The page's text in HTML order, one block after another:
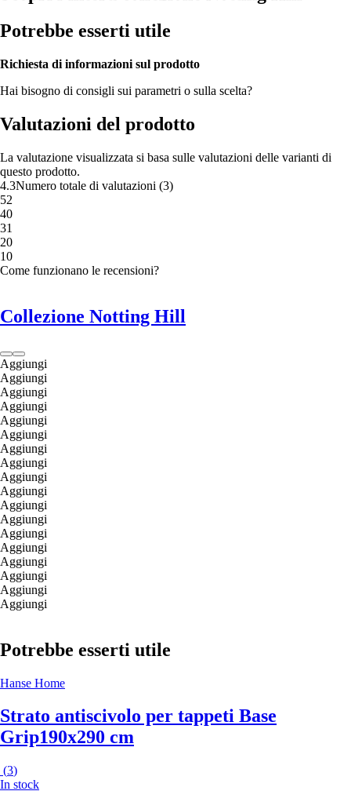
Potrebbe esserti utile
Richiesta di informazioni sul prodotto
Hai bisogno di consigli sui parametri o sulla scelta?
Valutazioni del prodotto
La valutazione visualizzata si basa sulle valutazioni delle varianti di
questo prodotto.
4.3Numero totale di valutazioni (3)
52
40
31
20
10
Come funzionano le recensioni?
Collezione Notting Hill
Aggiungi
Aggiungi
Aggiungi
Aggiungi
Aggiungi
Aggiungi
Aggiungi
Aggiungi
Aggiungi
Aggiungi
Aggiungi
Aggiungi
Aggiungi
Aggiungi
Aggiungi
Aggiungi
Aggiungi
Aggiungi
Potrebbe esserti utile
Hanse Home
Strato antiscivolo per tappeti Base
Grip190x290 cm
(3)
In stock